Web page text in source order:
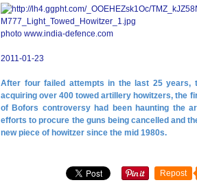
photo www.india-defence.com
2011-01-23
After four failed attempts in the last 25
acquiring over 400 towed artillery howitzers, the
of Bofors controversy had been haunting the
efforts to procure the guns being cancelled and
new piece of howitzer since the mid 1980s.
Repost